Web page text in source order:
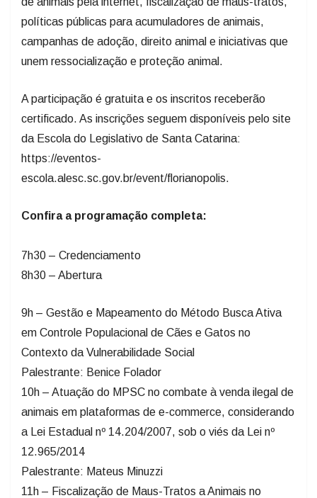
políticas públicas para acumuladores de animais,
campanhas de adoção, direito animal e iniciativas que
unem ressocialização e proteção animal.
A participação é gratuita e os inscritos receberão
certificado. As inscrições seguem disponíveis pelo site
da Escola do Legislativo de Santa Catarina:
https://eventos-
escola.alesc.sc.gov.br/event/florianopolis.
Confira a programação completa:
7h30 – Credenciamento
8h30 – Abertura
9h – Gestão e Mapeamento do Método Busca Ativa
em Controle Populacional de Cães e Gatos no
Contexto da Vulnerabilidade Social
Palestrante: Benice Folador
10h – Atuação do MPSC no combate à venda ilegal de
animais em plataformas de e-commerce, considerando
a Lei Estadual nº 14.204/2007, sob o viés da Lei nº
12.965/2014
Palestrante: Mateus Minuzzi
11h – Fiscalização de Maus-Tratos a Animais no